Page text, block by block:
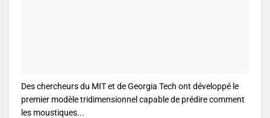
Des chercheurs du MIT et de Georgia Tech ont développé le
premier modèle tridimensionnel capable de prédire comment
les moustiques...